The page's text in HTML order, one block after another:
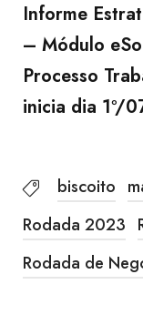
Informe
– Módulo
Processo
inicia dia 1º/
biscoito
Rodada 2023
Rodada de